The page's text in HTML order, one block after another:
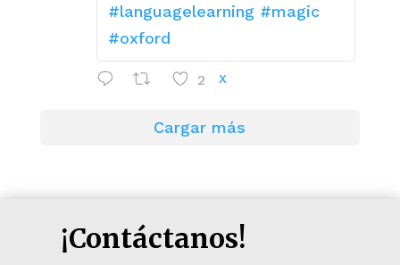
#languagelearning #magic
#oxford
2 X
Cargar más
¡Contáctanos!